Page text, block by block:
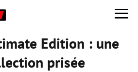
Edition : une
prisée